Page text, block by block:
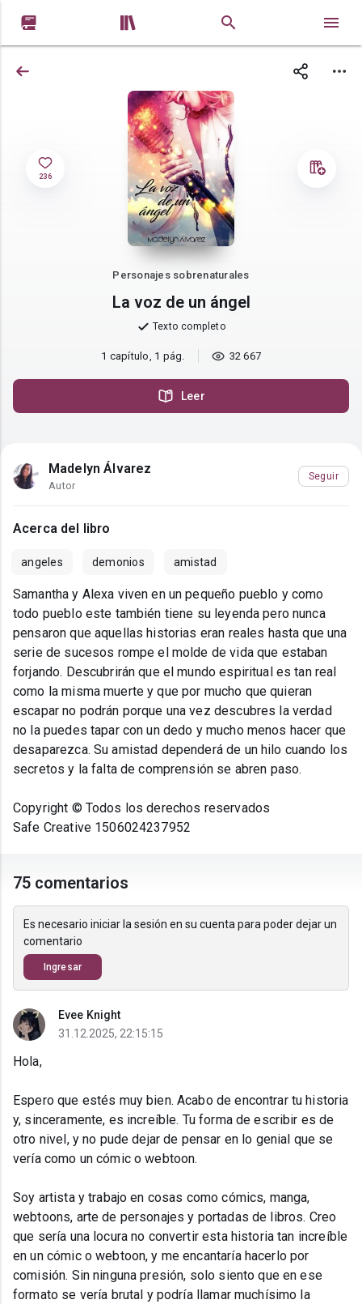
 
236
Personajes sobrenaturales
La voz de un ángel
Texto completo
1 capítulo, 1 pág. 32 667
Leer
Madelyn Álvarez
Autor
Seguir
Acerca del libro
angeles demonios amistad
Samantha y Alexa viven en un pequeño pueblo y como
todo pueblo este también tiene su leyenda pero nunca
pensaron que aquellas historias eran reales hasta que una
serie de sucesos rompe el molde de vida que estaban
forjando. Descubrirán que el mundo espiritual es tan real
como la misma muerte y que por mucho que quieran
escapar no podrán porque una vez descubres la verdad
no la puedes tapar con un dedo y mucho menos hacer que
desaparezca. Su amistad dependerá de un hilo cuando los
secretos y la falta de comprensión se abren paso.
Copyright © Todos los derechos reservados
Safe Creative 1506024237952
75 comentarios
Es necesario iniciar la sesión en su cuenta para poder dejar un
comentario
Ingresar
Evee Knight
31.12.2025, 22:15:15
Hola,
Espero que estés muy bien. Acabo de encontrar tu historia
y, sinceramente, es increíble. Tu forma de escribir es de
otro nivel, y no pude dejar de pensar en lo genial que se
vería como un cómic o webtoon.
Soy artista y trabajo en cosas como cómics, manga,
webtoons, arte de personajes y portadas de libros. Creo
que sería una locura no convertir esta historia tan increíble
en un cómic o webtoon, y me encantaría hacerlo por
comisión. Sin ninguna presión, solo siento que en ese
formato se vería brutal y podría llamar muchísimo la